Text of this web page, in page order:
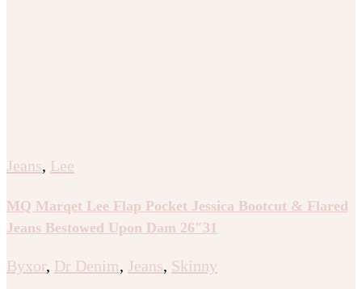
Jeans, Lee
MQ Marqet Lee Flap Pocket Jessica Bootcut & Flared
Jeans Bestowed Upon Dam 26″31
Byxor, Dr Denim, Jeans, Skinny